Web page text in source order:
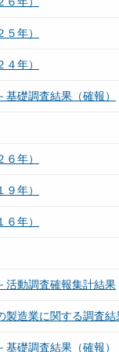
年）
年）
礎調査結果（確報）
年）
年）
年）
活動調査確報集計結果
造業に関する調査結
礎調査結果（確報）